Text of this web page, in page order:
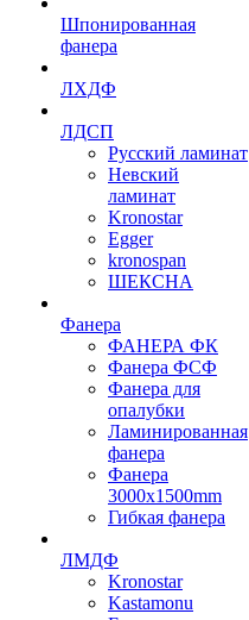
Шпонированная
фанера
ЛХДФ
ЛДСП
Русский ламинат
Невский
ламинат
Kronostar
Egger
kronospan
ШЕКСНА
Фанера
ФАНЕРА ФК
Фанера ФСФ
Фанера для
опалубки
Ламинированная
фанера
Фанера
3000х1500mm
Гибкая фанера
ЛМДФ
Kronostar
Kastamonu